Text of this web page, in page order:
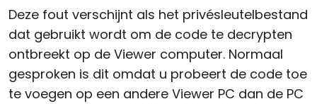
Deze fout verschijnt als het privésleutelbestand
dat gebruikt wordt om de code te decrypten
ontbreekt op de Viewer computer. Normaal
gesproken is dit omdat u probeert de code toe
te voegen op een andere Viewer PC dan de PC